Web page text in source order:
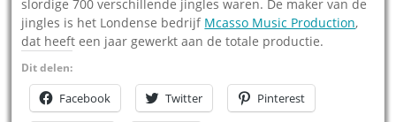
slordige 700 verschillende jingles waren. De maker van de
jingles is het Londense bedrijf Mcasso Music Production,
dat heeft een jaar gewerkt aan de totale productie.
Dit delen:
Facebook Twitter Pinterest